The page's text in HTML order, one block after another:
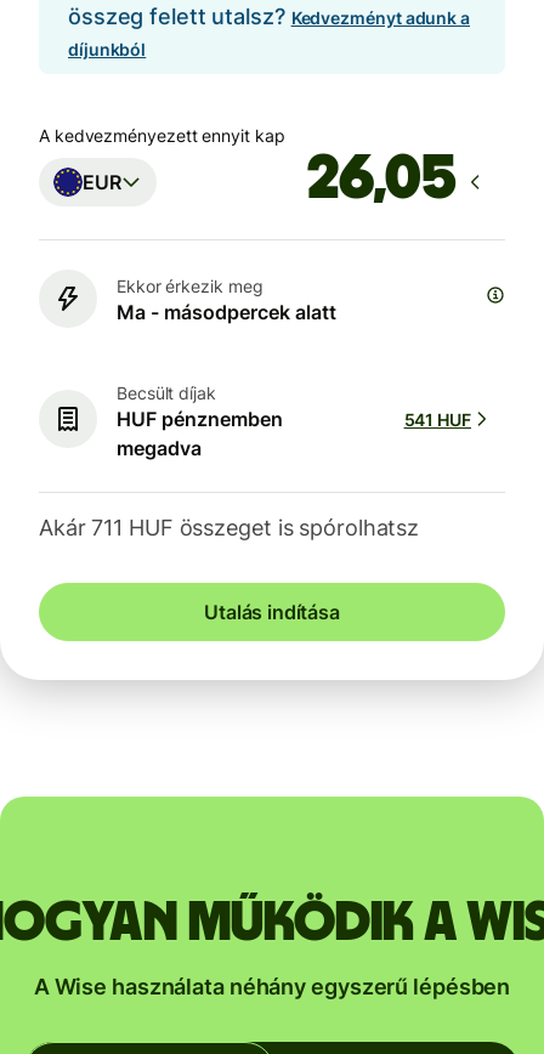
összeg felett utalsz? Kedvezményt adunk a
díjunkból
A kedvezményezett ennyit kap
EUR
Ekkor érkezik meg
Ma - másodpercek alatt
Becsült díjak
HUF pénznemben
megadva
541 HUF
Akár 711 HUF összeget is spórolhatsz
Utalás indítása
működik a
A Wise használata néhány egyszerű lépésben